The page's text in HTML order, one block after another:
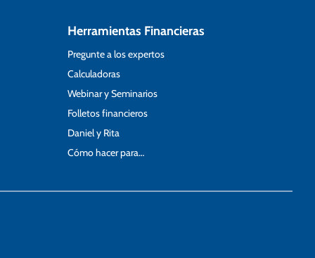
Herramientas Financieras
Pregunte a los expertos
Calculadoras
Webinar y Seminarios
Folletos financieros
Daniel y Rita
Cómo hacer para…